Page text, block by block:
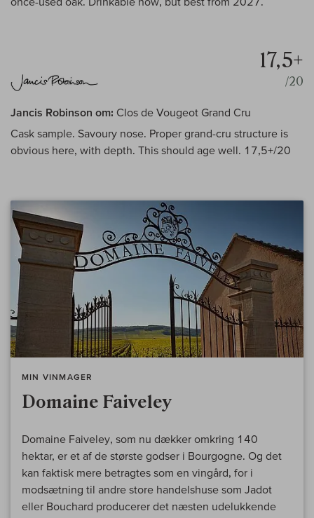
17,5+
/20
Jancis Robinson om: Clos de Vougeot Grand Cru
Cask sample. Savoury nose. Proper grand-cru structure is
obvious here, with depth. This should age well. 17,5+/20
MIN VINMAGER
Domaine Faiveley
Domaine Faiveley, som nu dækker omkring 140
hektar, er et af de største godser i Bourgogne. Og det
kan faktisk mere betragtes som en vingård, for i
modsætning til andre store handelshuse som Jadot
eller Bouchard producerer det næsten udelukkende